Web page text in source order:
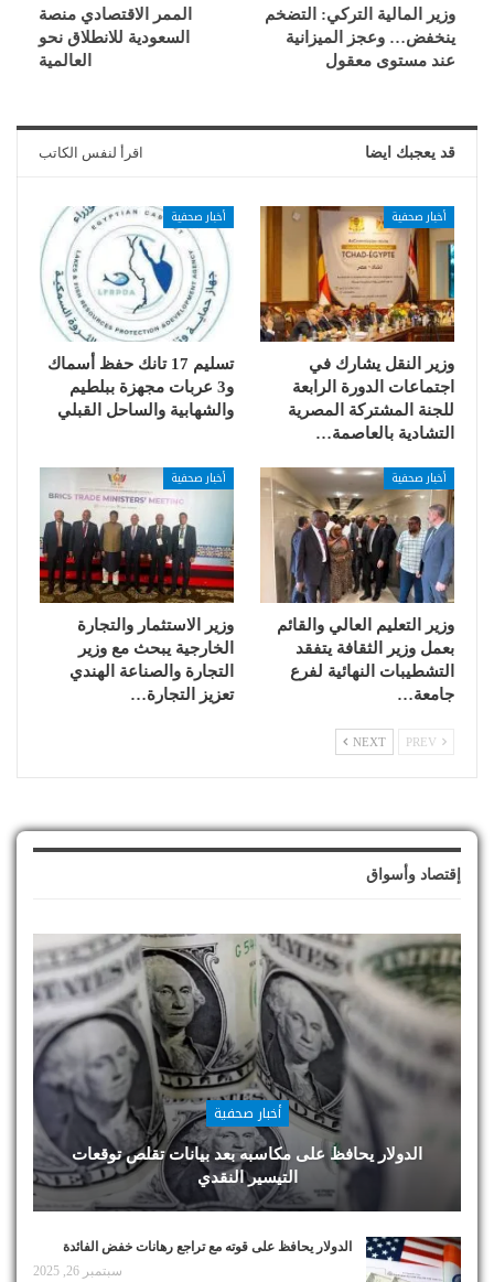
وزير المالية التركي: التضخم
ينخفض… وعجز الميزانية
عند مستوى معقول
الممر الاقتصادي منصة
السعودية للانطلاق نحو
العالمية
قد يعجبك ايضا اقرأ لنفس الكاتب
أخبار صحفية
وزير النقل يشارك في
اجتماعات الدورة الرابعة
للجنة المشتركة المصرية
التشادية بالعاصمة…
أخبار صحفية
تسليم 17 تانك حفظ أسماك
و3 عربات مجهزة ببلطيم
والشهابية والساحل القبلي
أخبار صحفية
وزير التعليم العالي والقائم
بعمل وزير الثقافة يتفقد
التشطيبات النهائية لفرع
جامعة…
أخبار صحفية
وزير الاستثمار والتجارة
الخارجية يبحث مع وزير
التجارة والصناعة الهندي
تعزيز التجارة…
NEXT
إقتصاد وأسواق
أخبار صحفية
الدولار يحافظ على مكاسبه بعد بيانات تقلص توقعات
التيسير النقدي
الدولار يحافظ على قوته مع تراجع رهانات خفض الفائدة
سبتمبر 26, 2025